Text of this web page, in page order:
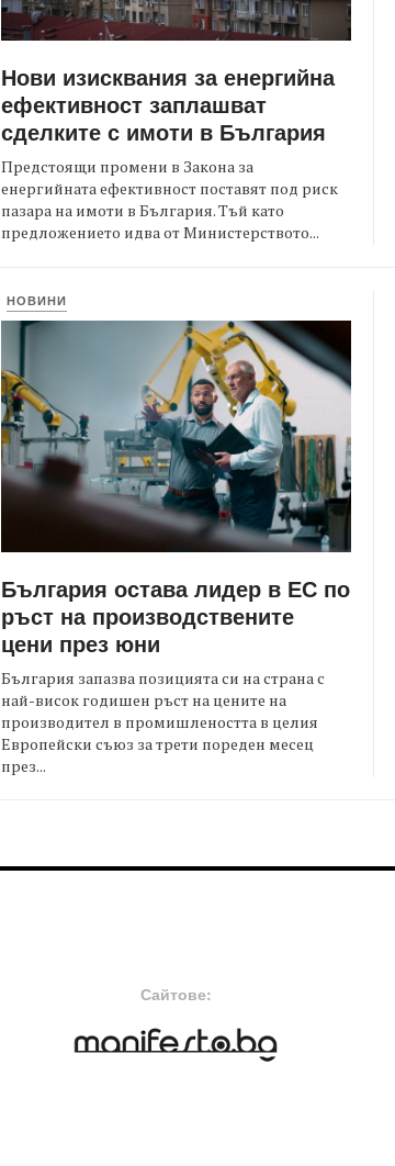
Нови изисквания за енергийна
ефективност заплашват
сделките с имоти в България
Предстоящи промени в Закона за
енергийната ефективност поставят под риск
пазара на имоти в България. Тъй като
предложението идва от Министерството...
НОВИНИ
България остава лидер в ЕС по
ръст на производствените
цени през юни
България запазва позицията си на страна с
най-висок годишен ръст на цените на
производител в промишлеността в целия
Европейски съюз за трети пореден месец
през...
Сайтове: